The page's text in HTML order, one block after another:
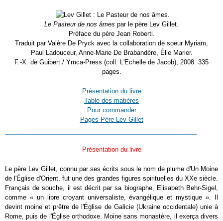
Le Pasteur de nos âmes par le père Lev Gillet.
Préface du père Jean Roberti.
Traduit par Valère De Pryck avec la collaboration de soeur Myriam,
Paul Ladouceur, Anne-Marie De Brabandère, Élie Marier.
F.-X. de Guibert / Ymca-Press (coll. L'Echelle de Jacob), 2008. 335
pages.
Présentation du livre
Table des matières
Pour commander
Pages Père Lev Gillet
Présentation du livre
Le père Lev Gillet, connu par ses écrits sous le nom de plume d'Un Moine
de l'Église d'Orient, fut une des grandes figures spirituelles du XXe siècle.
Français de souche, il est décrit par sa biographe, Elisabeth Behr-Sigel,
comme « un libre croyant universaliste, évangélique et mystique ». Il
devint moine et prêtre de l'Église de Galicie (Ukraine occidentale) unie à
Rome, puis de l'Église orthodoxe. Moine sans monastère, il exerça divers